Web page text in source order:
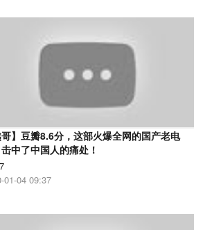
哥】豆瓣8.6分，这部火爆全网的国产老电
中了中国人的痛处！
01-04 09:37